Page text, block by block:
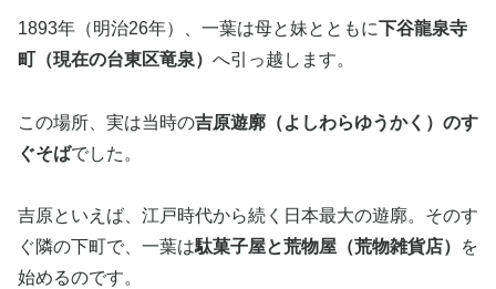
1893年（明治26年）、一葉は母と妹とともに下谷龍泉寺
町（現在の台東区竜泉） へ引っ越します。
この場所、実は当時の吉原遊廓（よしわらゆうかく）のす
ぐそばでした。
吉原といえば、江戸時代から続く日本最大の遊廓。そのす
ぐ隣の下町で、一葉は駄菓子屋と荒物屋（荒物雑貨店）
を
始めるのです。